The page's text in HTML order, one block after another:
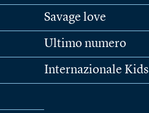
Savage love
Ultimo numero
Internazionale Kids